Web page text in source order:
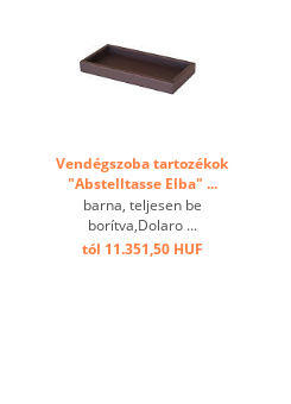
Vendégszoba tartozékok
"Abstelltasse Elba" ...
barna, teljesen be
borítva,Dolaro ...
tól 11.351,50 HUF